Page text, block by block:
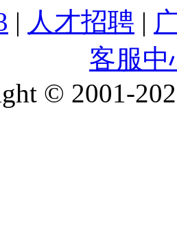
| 人才招聘 |
客服中
© 2001-